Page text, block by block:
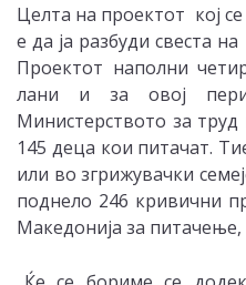
Целта на проектот кој
е да ја разбуди свеста
Проектот наполни
лани и за овој
Министерството за труд
145 деца кои питачат.
или во згрижувачки
поднело 246 кривични
Македонија за питачење,